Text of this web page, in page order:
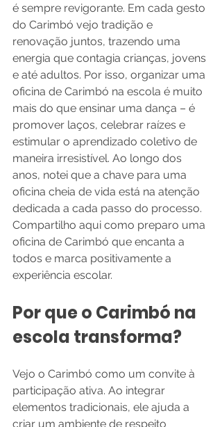
é sempre revigorante. Em cada gesto
do Carimbó vejo tradição e
renovação juntos, trazendo uma
energia que contagia crianças, jovens
e até adultos. Por isso, organizar uma
oficina de Carimbó na escola é muito
mais do que ensinar uma dança – é
promover laços, celebrar raízes e
estimular o aprendizado coletivo de
maneira irresistível. Ao longo dos
anos, notei que a chave para uma
oficina cheia de vida está na atenção
dedicada a cada passo do processo.
Compartilho aqui como preparo uma
oficina de Carimbó que encanta a
todos e marca positivamente a
experiência escolar.
Por que o Carimbó na
escola transforma?
Vejo o Carimbó como um convite à
participação ativa. Ao integrar
elementos tradicionais, ele ajuda a
criar um ambiente de respeito